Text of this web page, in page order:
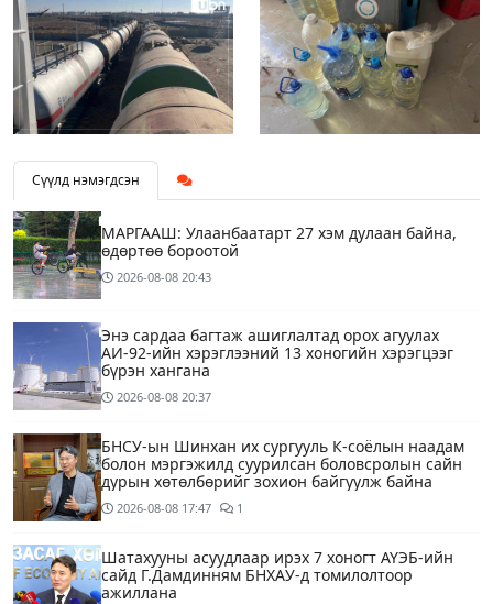
Сүүлд нэмэгдсэн
МАРГААШ: Улаанбаатарт 27 хэм дулаан байна,
өдөртөө бороотой
2026-08-08 20:43
Энэ сардаа багтаж ашиглалтад орох агуулах
АИ-92-ийн хэрэглээний 13 хоногийн хэрэгцээг
бүрэн хангана
2026-08-08 20:37
БНСУ-ын Шинхан их сургууль К-соёлын наадам
болон мэргэжилд суурилсан боловсролын сайн
дурын хөтөлбөрийг зохион байгуулж байна
2026-08-08 17:47 1
Шатахууны асуудлаар ирэх 7 хоногт АҮЭБ-ийн
сайд Г.Дамдинням БНХАУ-д томилолтоор
ажиллана